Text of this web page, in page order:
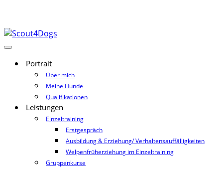
Portrait
Über mich
Meine Hunde
Qualifikationen
Leistungen
Einzeltraining
Erstgespräch
Ausbildung & Erziehung/ Verhaltensauffälligkeiten
Welpenfrüherziehung im Einzeltraining
Gruppenkurse